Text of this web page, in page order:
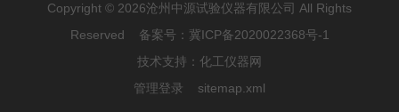
Copyright © 2026沧州中源试验仪器有限公司 All Rights
Reserved 备案号： 冀ICP备2020022368号-1
技术支持： 化工仪器网
管理登录
sitemap.xml